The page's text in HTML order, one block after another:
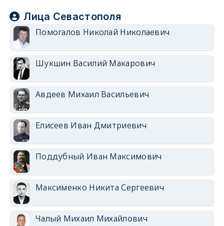
Лица Севастополя
Помогалов Николай Николаевич
Шукшин Василий Макарович
Авдеев Михаил Васильевич
Елисеев Иван Дмитриевич
Поддубный Иван Максимович
Максименко Никита Сергеевич
Чалый Михаил Михайлович